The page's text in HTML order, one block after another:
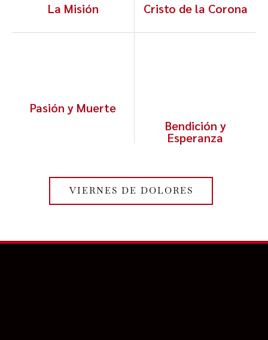
La Misión Cristo de la Corona
Pasión y Muerte
Bendición y
Esperanza
VIERNES DE DOLORES